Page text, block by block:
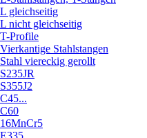
L gleichseitig
L nicht gleichseitig
T-Profile
Vierkantige Stahlstangen
Stahl viereckig gerollt
S235JR
S355J2
C45...
C60
16MnCr5
E335